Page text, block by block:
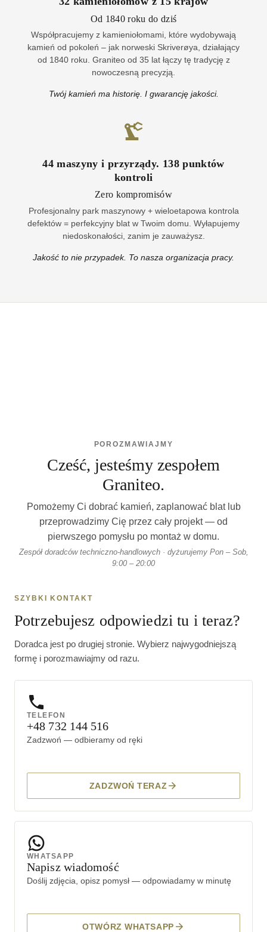
Od 1840 roku do dziś
Współpracujemy z kamieniołomami, które wydobywają
kamień od pokoleń – jak norweski Skriverøya, działający
od 1840 roku. Graniteo od 35 lat łączy tę tradycję z
nowoczesną precyzją.
Twój kamień ma historię. I gwarancję jakości.
44 maszyny i przyrządy. 138punktów
kontroli
Zero kompromisów
Profesjonalny park maszynowy + wieloetapowa kontrola
defektów = perfekcyjny blat w Twoim domu. Wyłapujemy
niedoskonałości, zanim je zauważysz.
Jakość to nie przypadek. To nasza organizacja pracy.
POROZMAWIAJMY
Cześć, jesteśmy zespołem
Graniteo.
Pomożemy Ci dobrać kamień, zaplanować blat lub
przeprowadzimy Cię przez cały projekt — od
pierwszego pomysłu po montaż w domu.
Zespół doradców techniczno-handlowych · dyżurujemy Pon – Sob,
9:00 – 20:00
SZYBKI KONTAKT
Potrzebujesz odpowiedzi tu i teraz?
Doradca jest po drugiej stronie. Wybierz najwygodniejszą
formę i porozmawiajmy od razu.
TELEFON
+48 732 144 516
Zadzwoń — odbieramy od ręki
ZADZWOŃ TERAZ
WHATSAPP
Napisz wiadomość
Doślij zdjęcia, opisz pomysł — odpowiadamy w minutę
OTWÓRZ WHATSAPP